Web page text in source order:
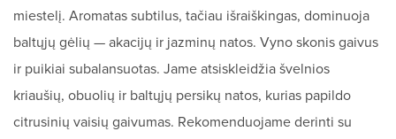
miestelį. Aromatas subtilus, tačiau išraiškingas, dominuoja
baltųjų gėlių — akacijų ir jazminų natos. Vyno skonis gaivus
ir puikiai subalansuotas. Jame atsiskleidžia švelnios
kriaušių, obuolių ir baltųjų persikų natos, kurias papildo
citrusinių vaisių gaivumas. Rekomenduojame derinti su